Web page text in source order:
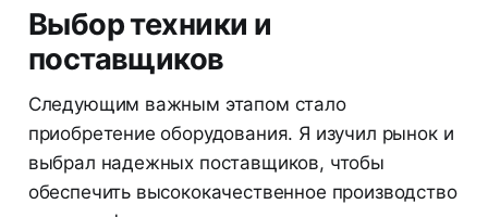
Выбор техники и
поставщиков
Следующим важным этапом стало
приобретение оборудования. Я изучил рынок и
выбрал надежных поставщиков, чтобы
обеспечить высококачественное производство